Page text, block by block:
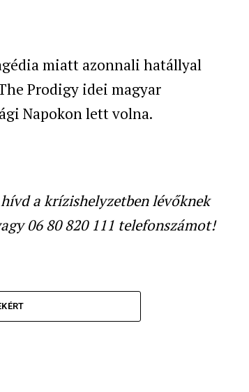
miatt azonnali hatállyal
Prodigy idei magyar
Napokon lett volna.
a krízishelyzetben lévőknek
06 80 820 111 telefonszámot!